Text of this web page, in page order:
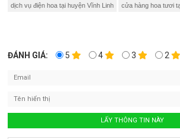
dịch vụ điện hoa tại huyện Vĩnh Linh cửa hàng hoa tươi
ĐÁNH GIÁ: 5 4 3 2